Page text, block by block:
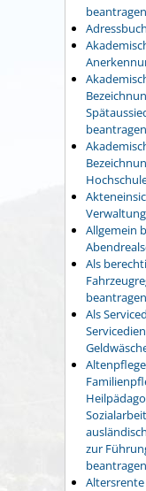
beantragen
beantragen
Allgemein
Als
beantragen
Als
zur
beantragen